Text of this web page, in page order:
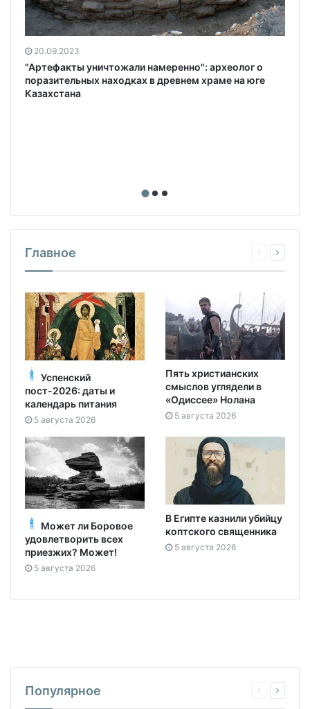
20.09.2023
"Артефакты уничтожали намеренно": археолог о
поразительных находках в древнем храме на юге
Казахстана
Главное
Успенский
пост-2026: даты и
календарь питания
5 августа 2026
Пять христианских
смыслов углядели в
«Одиссее» Нолана
5 августа 2026
Может ли Боровое
удовлетворить всех
приезжих? Может!
5 августа 2026
В Египте казнили убийцу
коптского священника
5 августа 2026
Популярное